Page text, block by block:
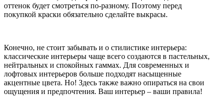
оттенок будет смотреться по-разному. Поэтому перед
покупкой краски обязательно сделайте выкрасы.
Конечно, не стоит забывать и о стилистике интерьера:
классические интерьеры чаще всего создаются в пастельных,
нейтральных и спокойных гаммах. Для современных и
лофтовых интерьеров больше подходят насыщенные
акцентные цвета. Но! Здесь также важно опираться на свои
ощущения и предпочтения. Ваш интерьер – ваши правила!